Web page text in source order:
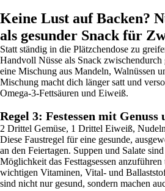
Keine Lust auf Backen?
als gesunder Snack für
Statt ständig in die Plätzchendose zu
Handvoll Nüsse als Snack zwischendurch
eine Mischung aus Mandeln, Walnüssen
Mischung macht dich länger satt und
Omega-3-Fettsäuren und Eiweiß.
Regel 3: Festessen mit Genuss
2 Drittel Gemüse, 1 Drittel Eiweiß,
Diese Faustregel für eine gesunde,
an den Feiertagen. Suppen und Salate
Möglichkeit das Festtagsessen
wichtigen Vitaminen, Vital- und
sind nicht nur gesund, sondern machen